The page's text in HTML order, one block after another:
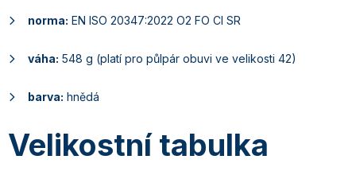
norma: EN ISO 20347:2022 O2 FO CI SR
váha: 548 g (platí pro půlpár obuvi ve velikosti 42)
barva: hnědá
Velikostní tabulka